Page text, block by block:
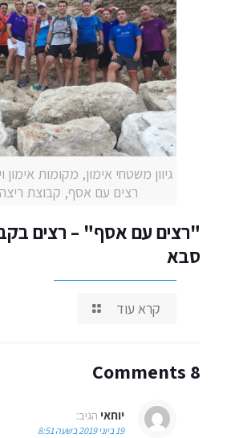
גיוון משטחי אימון, מקומות אימון
רצים עם אסף, קבוצת
"רצים עם אסף" – רצים
סבא
קרא עוד
8 Comments
יוחאי הגיב:
19 ביוני 2019 בשעה 8:51